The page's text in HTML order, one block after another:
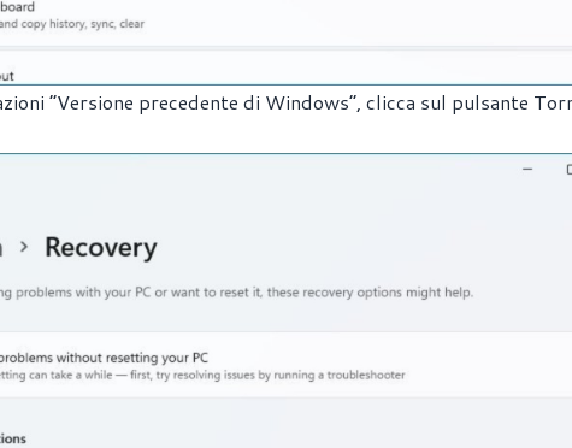
“Versione precedente di Windows”, clicca sul pulsante